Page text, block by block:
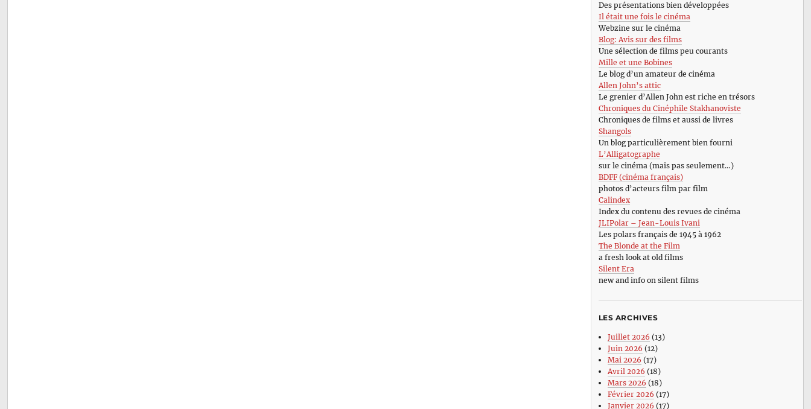
Des présentations bien développées
Il était une fois le cinéma
Webzine sur le cinéma
Blog: Avis sur des films
Une sélection de films peu courants
Mille et une Bobines
Le blog d’un amateur de cinéma
Allen John’s attic
Le grenier d’Allen John est riche en trésors
Chroniques du Cinéphile Stakhanoviste
Chroniques de films et aussi de livres
Shangols
Un blog particulièrement bien fourni
L’Alligatographe
sur le cinéma (mais pas seulement…)
BDFF (cinéma français)
photos d’acteurs film par film
Calindex
Index du contenu des revues de cinéma
JLIPolar – Jean-Louis Ivani
Les polars français de 1945 à 1962
The Blonde at the Film
a fresh look at old films
Silent Era
new and info on silent films
LES ARCHIVES
Juillet 2026 (13)
Juin 2026 (12)
Mai 2026 (17)
Avril 2026 (18)
Mars 2026 (18)
Février 2026 (17)
Janvier 2026 (17)